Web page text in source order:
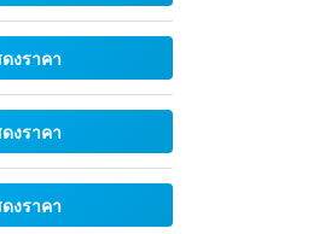
งราคา
งราคา
งราคา